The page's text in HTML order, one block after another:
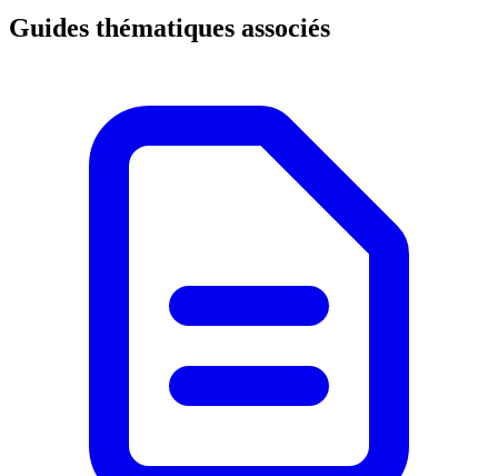
Guides thématiques associés